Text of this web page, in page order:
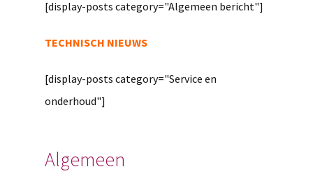
[display-posts category="Algemeen bericht"]
TECHNISCH NIEUWS
[display-posts category="Service en
onderhoud"]
Algemeen